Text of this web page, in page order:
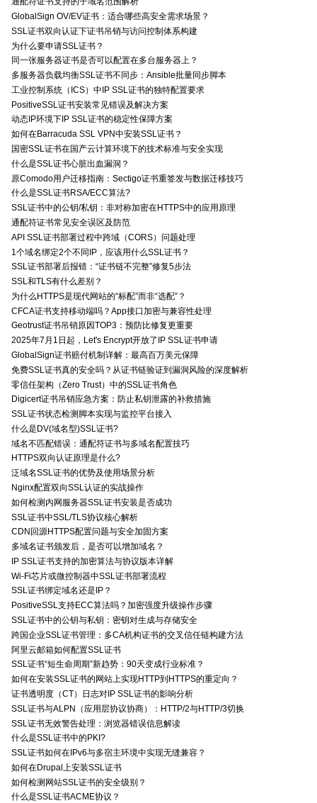
GlobalSign OV/EV证书：适合哪些高安全需求场景？
SSL证书双向认证下证书吊销与访问控制体系构建
为什么要申请SSL证书？
同一张服务器证书是否可以配置在多台服务器上？
多服务器负载均衡SSL证书不同步：Ansible批量同步脚本
工业控制系统（ICS）中IP SSL证书的独特配置要求
PositiveSSL证书安装常见错误及解决方案
动态IP环境下IP SSL证书的稳定性保障方案
如何在Barracuda SSL VPN中安装SSL证书？
国密SSL证书在国产云计算环境下的技术标准与安全实现
什么是SSL证书心脏出血漏洞？
原Comodo用户迁移指南：Sectigo证书重签发与数据迁移技巧
什么是SSL证书RSA/ECC算法?
SSL证书中的公钥/私钥：非对称加密在HTTPS中的应用原理
通配符证书常见安全误区及防范
API SSL证书部署过程中跨域（CORS）问题处理
1个域名绑定2个不同IP，应该用什么SSL证书？
SSL证书部署后报错：“证书链不完整”修复5步法
SSL和TLS有什么差别？
为什么HTTPS是现代网站的“标配”而非“选配”？
CFCA证书支持移动端吗？App接口加密与兼容性处理
Geotrust证书吊销原因TOP3：预防比修复更重要
2025年7月1日起，Let's Encrypt开放了IP SSL证书申请
GlobalSign证书赔付机制详解：最高百万美元保障
免费SSL证书真的安全吗？从证书链验证到漏洞风险的深度解析
零信任架构（Zero Trust）中的SSL证书角色
Digicert证书吊销应急方案：防止私钥泄露的补救措施
SSL证书状态检测脚本实现与监控平台接入
什么是DV(域名型)SSL证书?
域名不匹配错误：通配符证书与多域名配置技巧
HTTPS双向认证原理是什么?
泛域名SSL证书的优势及使用场景分析
Nginx配置双向SSL认证的实战操作
如何检测内网服务器SSL证书安装是否成功
SSL证书中SSL/TLS协议核心解析
CDN回源HTTPS配置问题与安全加固方案
多域名证书颁发后，是否可以增加域名？
IP SSL证书支持的加密算法与协议版本详解
Wi-Fi芯片或微控制器中SSL证书部署流程
SSL证书绑定域名还是IP？
PositiveSSL支持ECC算法吗？加密强度升级操作步骤
SSL证书中的公钥与私钥：密钥对生成与存储安全
跨国企业SSL证书管理：多CA机构证书的交叉信任链构建方法
阿里云邮箱如何配置SSL证书
SSL证书“短生命周期”新趋势：90天变成行业标准？
如何在安装SSL证书的网站上实现HTTP到HTTPS的重定向？
证书透明度（CT）日志对IP SSL证书的影响分析
SSL证书与ALPN（应用层协议协商）：HTTP/2与HTTP/3切换
SSL证书无效警告处理：浏览器错误信息解读
什么是SSL证书中的PKI?
SSL证书如何在IPv6与多宿主环境中实现无缝兼容？
如何在Drupal上安装SSL证书
如何检测网站SSL证书的安全级别？
什么是SSL证书ACME协议？